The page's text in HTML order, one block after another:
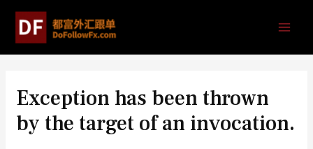
Exception has been thrown
by the target of an invocation.